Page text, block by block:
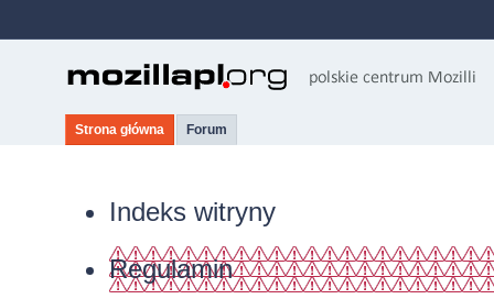
Strona główna Forum
Indeks witryny
Regulamin